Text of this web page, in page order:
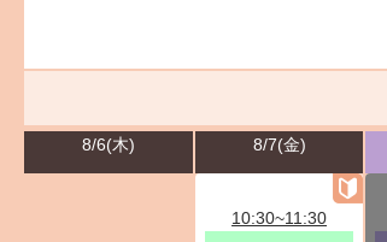
8/6(木) 8/7(金)
10:30~11:30